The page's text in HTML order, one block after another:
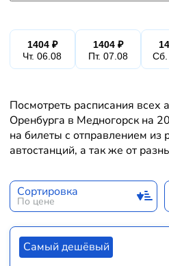
1404 ₽
Чт. 06.08
1404 ₽
Пт. 07.08
Сб.
Посмотреть расписания всех
Оренбурга в Медногорск на
на билеты с отправлением из
автостанций, а так же от
Сортировка
По цене
Самый дешёвый